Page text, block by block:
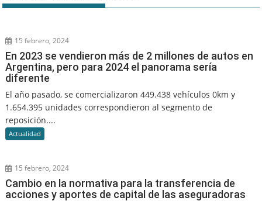
15 febrero, 2024
En 2023 se vendieron más de 2 millones de autos en
Argentina, pero para 2024 el panorama sería
diferente
El año pasado, se comercializaron 449.438 vehículos 0km y
1.654.395 unidades correspondieron al segmento de
reposición....
Actualidad
15 febrero, 2024
Cambio en la normativa para la transferencia de
acciones y aportes de capital de las aseguradoras